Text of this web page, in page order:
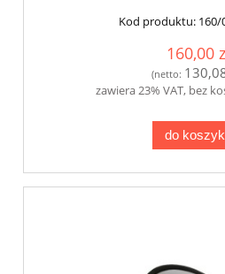
Kod produktu: 160/
160,00
(netto:
zawiera 23% VAT, bez
do